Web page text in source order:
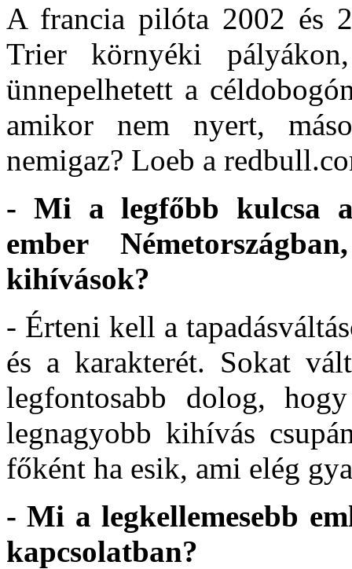
A francia pilóta 2002 és
Trier környéki
ünnepelhetett a
amikor nem nyert,
nemigaz? Loeb a
- Mi a legfőbb kulcsa
ember
kihívások?
- Érteni kell a
és a karakterét. Sokat
legfontosabb dolog,
legnagyobb kihívás
főként ha esik, ami elég
- Mi a legkellemesebb
kapcsolatban?